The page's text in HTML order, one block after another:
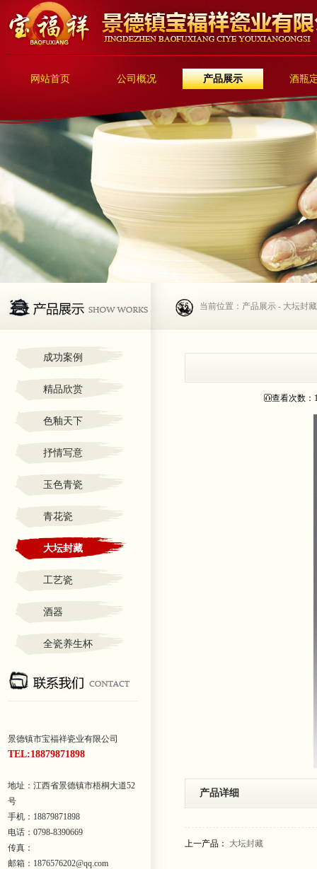
网站首页 公司概况 产品展示 酒瓶
当前位置：产品展示 - 大坛封藏
成功案例
精品欣赏
色釉天下
抒情写意
玉色青瓷
青花瓷
大坛封藏
工艺瓷
酒器
全瓷养生杯
景德镇市宝福祥瓷业有限公司
TEL:18879871898
地址：江西省景德镇市梧桐大道52
号
手机：18879871898
电话：0798-8390669
传真：
邮箱：1876576202@qq.com
查看次数
产品详细
上一产品： 大坛封藏